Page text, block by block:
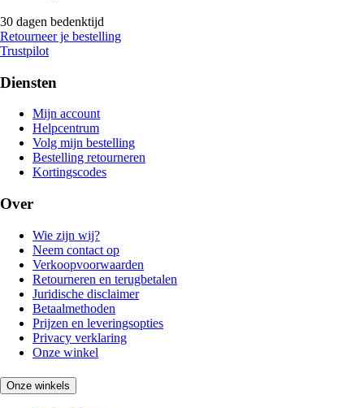
30 dagen bedenktijd
Retourneer je bestelling
Trustpilot
Diensten
Mijn account
Helpcentrum
Volg mijn bestelling
Bestelling retourneren
Kortingscodes
Over
Wie zijn wij?
Neem contact op
Verkoopvoorwaarden
Retourneren en terugbetalen
Juridische disclaimer
Betaalmethoden
Prijzen en leveringsopties
Privacy verklaring
Onze winkel
Onze winkels